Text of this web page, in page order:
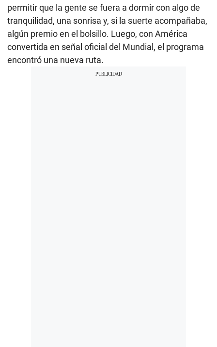
permitir que la gente se fuera a dormir con algo de
tranquilidad, una sonrisa y, si la suerte acompañaba,
algún premio en el bolsillo. Luego, con América
convertida en señal oficial del Mundial, el programa
encontró una nueva ruta.